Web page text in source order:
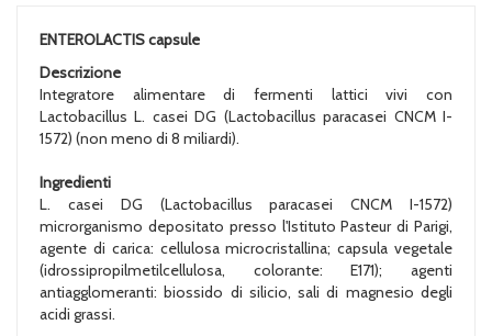
ENTEROLACTIS capsule
Descrizione
Integratore alimentare di fermenti lattici vivi con
Lactobacillus L. casei DG (Lactobacillus paracasei CNCM I-
1572) (non meno di 8 miliardi).
Ingredienti
L. casei DG (Lactobacillus paracasei CNCM I-1572)
microrganismo depositato presso l'Istituto Pasteur di Parigi,
agente di carica: cellulosa microcristallina; capsula vegetale
(idrossipropilmetilcellulosa, colorante: E171); agenti
antiagglomeranti: biossido di silicio, sali di magnesio degli
acidi grassi.